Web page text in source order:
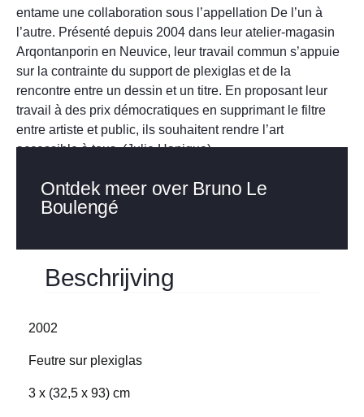
Beschrijving
2002
Feutre sur plexiglas
3 x (32,5 x 93) cm
entame une collaboration sous l’appellation De l’un à
l’autre. Présenté depuis 2004 dans leur atelier-magasin
Arqontanporin en Neuvice, leur travail commun s’appuie
sur la contrainte du support de plexiglas et de la
rencontre entre un dessin et un titre. En proposant leur
travail à des prix démocratiques en supprimant le filtre
entre artiste et public, ils souhaitent rendre l’art
accessible à tous. (Julie Hanique)
Ontdek meer over Bruno Le
Boulengé